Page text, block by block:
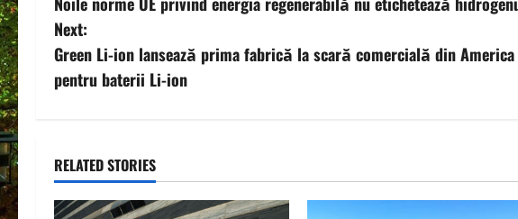
o
s
t
a
v
Next:
Green Li-ion lansează prima fabrică la scară comercială din
pentru baterii Li-ion
RELATED STORIES